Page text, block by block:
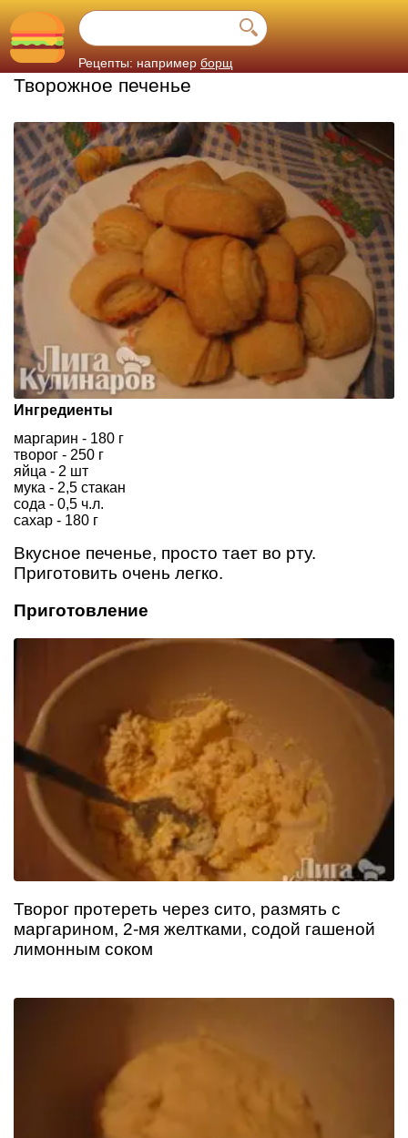
Рецепты: например борщ
Творожное печенье
Ингредиенты
маргарин - 180 г
творог - 250 г
яйца - 2 шт
мука - 2,5 стакан
сода - 0,5 ч.л.
сахар - 180 г
Вкусное печенье, просто тает во рту.
Приготовить очень легко.
Приготовление
Творог протереть через сито, размять с
маргарином, 2-мя желтками, содой гашеной
лимонным соком